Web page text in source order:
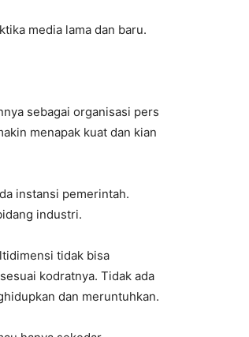
media lama dan baru.
sebagai organisasi pers
menapak kuat dan kian
instansi pemerintah.
industri.
tidak bisa
kodratnya. Tidak ada
dan meruntuhkan.